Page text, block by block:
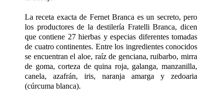
La receta exacta de Fernet Branca es un secreto, pero
los productores de la destilería Fratelli Branca, dicen
que contiene 27 hierbas y especias diferentes tomadas
de cuatro continentes. Entre los ingredientes conocidos
se encuentran el aloe, raíz de genciana, ruibarbo, mirra
de goma, corteza de quina roja, galanga, manzanilla,
canela, azafrán, iris, naranja amarga y zedoaria
(cúrcuma blanca).